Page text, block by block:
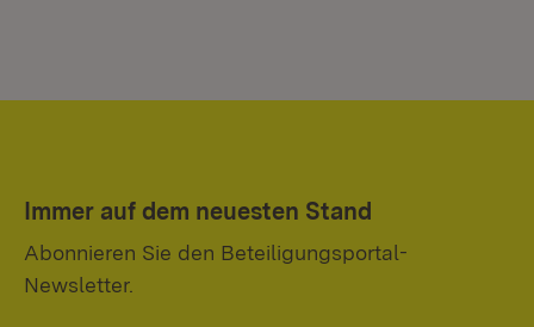
Immer auf dem neuesten Stand
Abonnieren Sie den Beteiligungsportal-
Newsletter.